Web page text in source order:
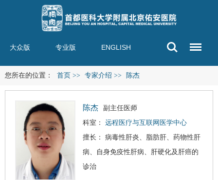
大众版 专业版 ENGLISH
您所在的位置： 首页 >> 专家介绍 >> 陈杰
陈杰
副主任医师
科室： 远程医疗与互联网医学中心
擅长： 病毒性肝炎 脂肪肝 、药物性肝
病、自身免疫性肝病、
肝硬化及 肝癌的
诊治